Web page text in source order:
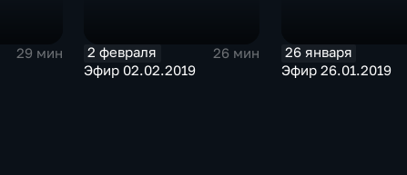
29 мин
2 февраля
26 мин
Эфир 02.02.2019
26 января
Эфир 26.01.2019